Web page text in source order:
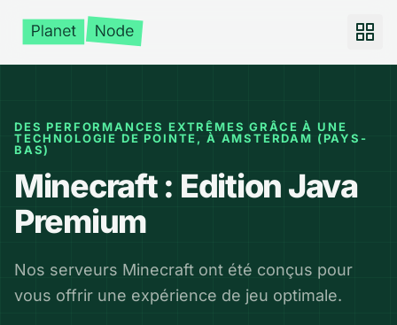
DES PERFORMANCES EXTRÊMES GRÂCE À UNE
TECHNOLOGIE DE POINTE, À AMSTERDAM (PAYS-
BAS)
Minecraft : Edition Java
Premium
Nos serveurs Minecraft ont été conçus pour
vous offrir une expérience de jeu optimale.